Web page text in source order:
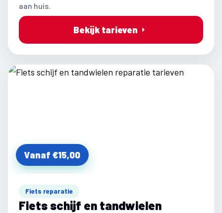
aan huis.
Bekijk tarieven
Vanaf €15,00
Fiets reparatie
Fiets schijf en tandwielen